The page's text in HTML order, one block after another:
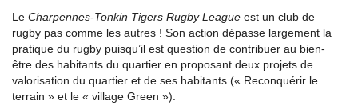
Le Charpennes-Tonkin Tigers Rugby League est un club de
rugby pas comme les autres ! Son action dépasse largement la
pratique du rugby puisqu’il est question de contribuer au bien-
être des habitants du quartier en proposant deux projets de
valorisation du quartier et de ses habitants (« Reconquérir le
terrain » et le « village Green »).